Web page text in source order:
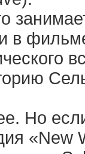
в
Но
«New